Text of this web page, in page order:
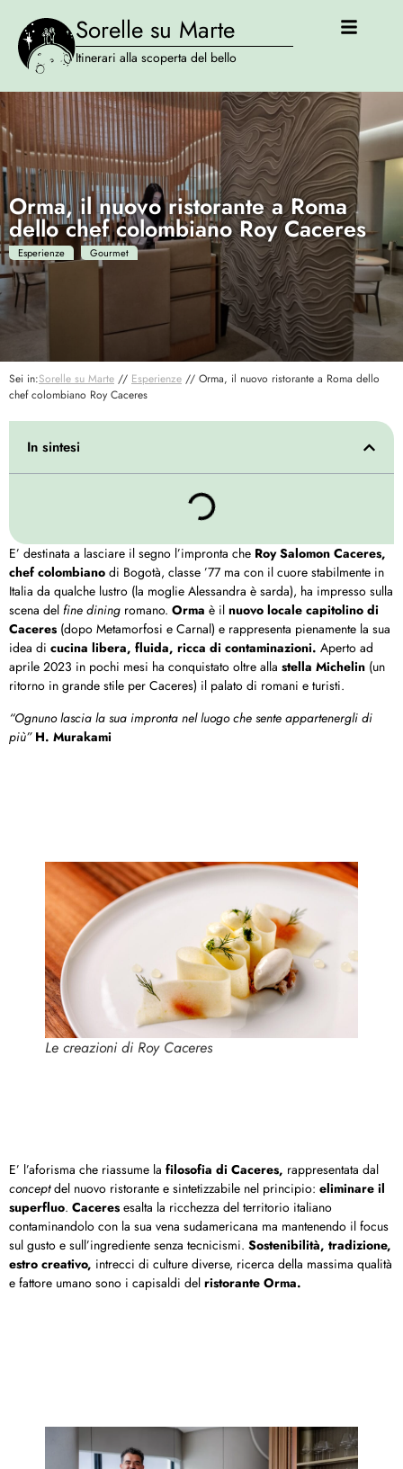
Sorelle su Marte
Itinerari alla scoperta del bello
Orma, il nuovo ristorante a Roma
dello chef colombiano Roy Caceres
Esperienze Gourmet
Sei in:Sorelle su Marte // Esperienze // Orma, il nuovo ristorante a Roma dello
chef colombiano Roy Caceres
E’ destinata a lasciare il segno l’impronta che Roy Salomon Caceres,
chef colombiano di Bogotà, classe ’77 ma con il cuore stabilmente in
Italia da qualche lustro (la moglie Alessandra è sarda), ha impresso sulla
scena del fine dining romano. Orma è il nuovo locale capitolino di
Caceres (dopo Metamorfosi e Carnal) e rappresenta pienamente la sua
idea di cucina libera, fluida, ricca di contaminazioni. Aperto ad
aprile 2023 in pochi mesi ha conquistato oltre alla stella Michelin (un
ritorno in grande stile per Caceres) il palato di romani e turisti.
“Ognuno lascia la sua impronta nel luogo che sente appartenergli di
più” H. Murakami
Le creazioni di Roy Caceres
E’ l’aforisma che riassume la filosofia di Caceres, rappresentata dal
conceptdel nuovo ristorante e sintetizzabile nel principio: eliminare il
superfluo. Caceres esalta la ricchezza del territorio italiano
contaminandolo con la sua vena sudamericana ma mantenendo il focus
sul gusto e sull’ingrediente senza tecnicismi. Sostenibilità, tradizione,
estro creativo, intrecci di culture diverse, ricerca della massima qualità
e fattore umano sono i capisaldi del ristorante Orma.
In sintesi